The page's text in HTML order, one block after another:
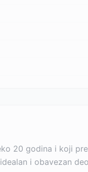
20 godina i koji
i obavezan